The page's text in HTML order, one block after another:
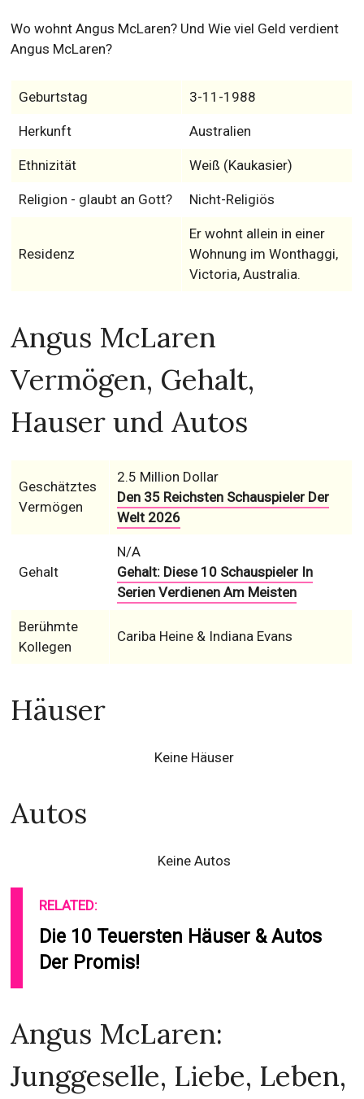
Wo wohnt Angus McLaren? Und Wie viel Geld verdient
Angus McLaren?
Geburtstag 3-11-1988
Herkunft Australien
Ethnizität Weiß (Kaukasier)
Religion - glaubt an Gott? Nicht-Religiös
Residenz
Er wohnt allein in einer
Wohnung im Wonthaggi,
Victoria, Australia.
Angus McLaren
Vermögen, Gehalt,
Hauser und Autos
Geschätztes
Vermögen
2.5 Million Dollar
Den 35 Reichsten Schauspieler Der
Welt 2026
Gehalt
N/A
Gehalt: Diese 10 Schauspieler In
Serien Verdienen Am Meisten
Berühmte
Kollegen
Cariba Heine & Indiana Evans
Häuser
Keine Häuser
Autos
Keine Autos
RELATED:
Die 10 Teuersten Häuser & Autos
Der Promis!
Angus McLaren:
Junggeselle, Liebe, Leben,